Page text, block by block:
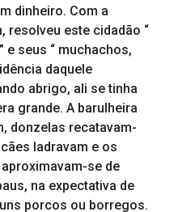
dinheiro. Com a
resolveu este cidadão “
e seus “ muchachos,
daquele
abrigo, ali se tinha
grande. A barulheira
donzelas recatavam-
ladravam e os
se de
na expectativa de
porcos ou borregos.